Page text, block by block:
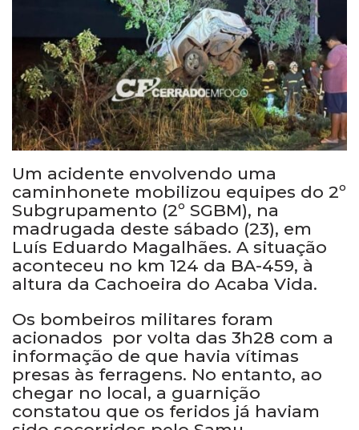
Um acidente envolvendo uma
caminhonete mobilizou equipes do 2º
Subgrupamento (2º SGBM), na
madrugada deste sábado (23), em
Luís Eduardo Magalhães. A situação
aconteceu no km 124 da BA-459, à
altura da Cachoeira do Acaba Vida.
Os bombeiros militares foram
acionados por volta das 3h28 com a
informação de que havia vítimas
presas às ferragens. No entanto, ao
chegar no local, a guarnição
constatou que os feridos já haviam